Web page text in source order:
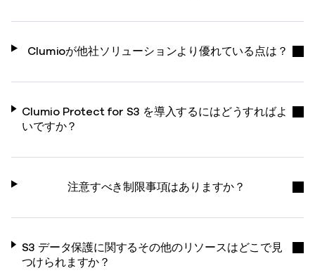
Clumioが他社ソリューションより優れている点は？
Clumio Protect for S3 を導入するにはどうすればよ
いですか？
注意すべき制限事項はありますか？
S3 データ保護に関するその他のリソースはどこで見
つけられますか？